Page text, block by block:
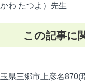
わ たつよ）先生
この記事に
県三郷市上彦名870(